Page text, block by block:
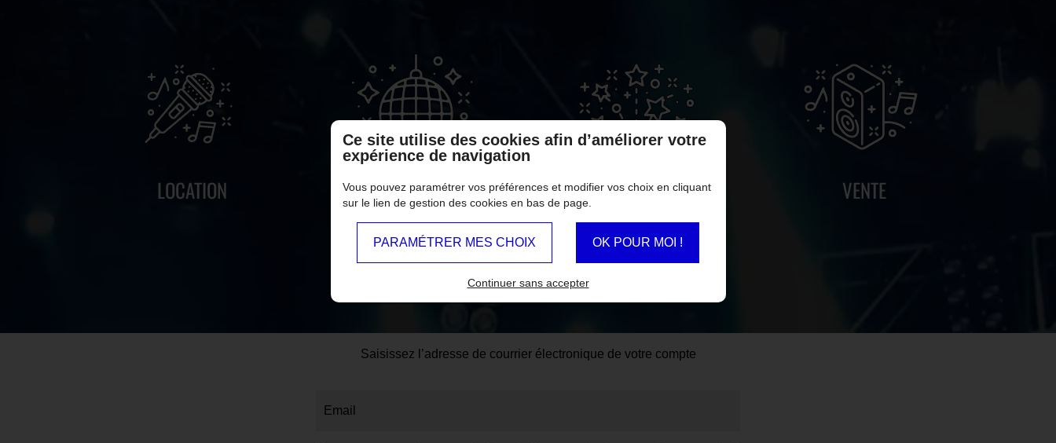
LOCATION PRESTATION ACTUALITÉ VENTE
Saisissez l’adresse de courrier électronique de votre compte
Email
Ce site utilise des cookies afin d’améliorer votre
expérience de navigation
Vous pouvez paramétrer vos préférences et modifier vos choix en cliquant
sur le lien de gestion des cookies en bas de page.
PARAMÉTRER MES CHOIX OK POUR MOI !
Continuer sans accepter